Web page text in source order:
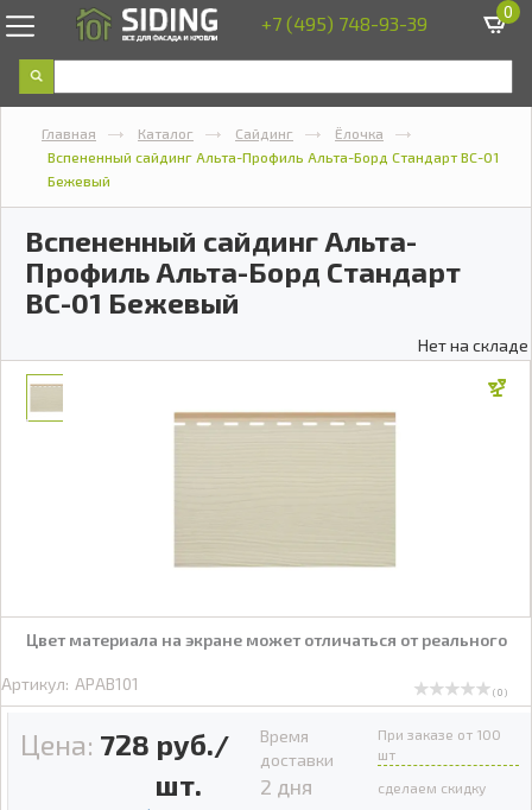
+7 (495) 748-93-39 0
Главная Каталог Сайдинг
Ёлочка
Вспененный сайдинг Альта-Профиль Альта-Борд Стандарт ВС-01
Бежевый
Вспененный сайдинг Альта-
Профиль Альта-Борд Стандарт
ВС-01 Бежевый
Нет на складе
Цвет материала на экране может отличаться от реального
Артикул: APAB101 ( 0 )
Цена: 728 руб./
шт.
Время
доставки
2 дня
При заказе от 100
шт
сделаем скидку